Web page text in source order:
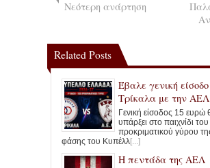
Νεότερη ανάρτηση
Related Posts
Έβαλε γενική
Τρίκαλα με την ΑΕΛ
Γενική είσοδος 15 ευρώ
υπάρξει στο παιχνίδι
προκριματικού γύρου
φάσης του Κυπέλλ[...]
Η πεντάδα της ΑΕΛ